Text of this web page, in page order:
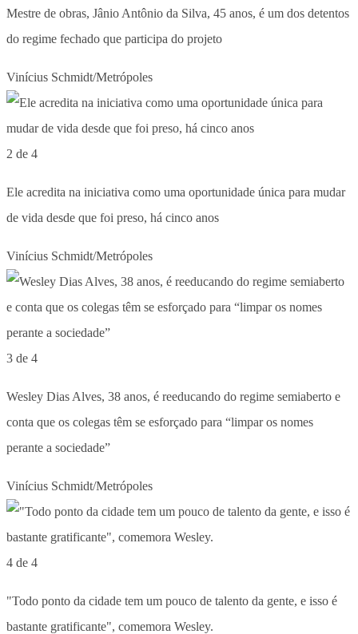
Mestre de obras, Jânio Antônio da Silva, 45 anos, é um dos detentos
do regime fechado que participa do projeto
Vinícius Schmidt/Metrópoles
2 de 4
Ele acredita na iniciativa como uma oportunidade única para mudar
de vida desde que foi preso, há cinco anos
Vinícius Schmidt/Metrópoles
3 de 4
Wesley Dias Alves, 38 anos, é reeducando do regime semiaberto e
conta que os colegas têm se esforçado para “limpar os nomes
perante a sociedade”
Vinícius Schmidt/Metrópoles
4 de 4
"Todo ponto da cidade tem um pouco de talento da gente, e isso é
bastante gratificante", comemora Wesley.